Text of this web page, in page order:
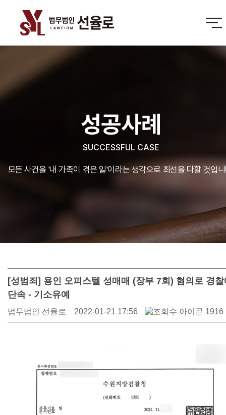
성공사례
SUCCESSFUL CASE
모든 사건을 '내 가족이 겪은 일'이라는 생각으로 최선을 다할 것입
[성범죄] 용인 오피스텔 성매매 (장부 7회) 혐의로 경찰
단속 - 기소유예
법무법인 선율로 2022-01-21 17:56 1916